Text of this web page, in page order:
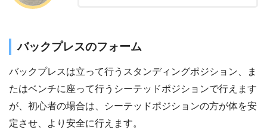
バックプレスのフォーム
バックプレスは立って行うスタンディングポジション、ま
たはベンチに座って行うシーテッドポジションで行えます
が、初心者の場合は、シーテッドポジションの方が体を安
定させ、より安全に行えます。